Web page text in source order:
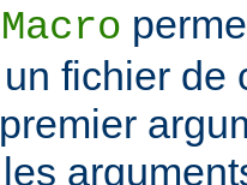
Macro
fichier de